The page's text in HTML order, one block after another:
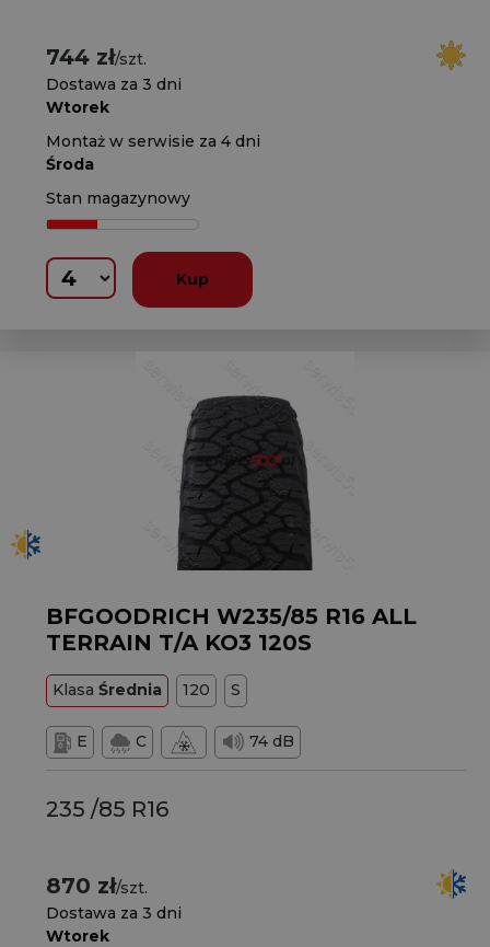
744 zł/szt.
Dostawa za 3 dni
Wtorek
Montaż w serwisie za 4 dni
Środa
Stan magazynowy
Kup
BFGOODRICH W235/85 R16 ALL
TERRAIN T/A KO3 120S
KlasaŚrednia 120 S
E C 74 dB
235 /85 R16
870 zł/szt.
Dostawa za 3 dni
Wtorek